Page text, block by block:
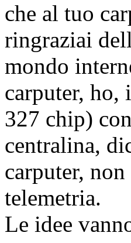
che al tuo
ringraziai
mondo
carputer, ho,
327 chip)
centralina,
carputer,
telemetria.
Le idee